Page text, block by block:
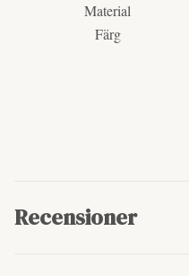
Material
Färg
Recensioner